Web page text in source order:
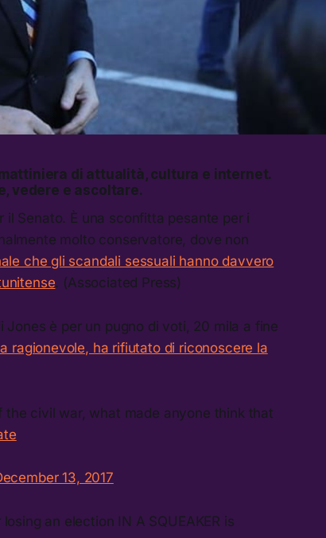
di attualità, cultura e internet.
vedere e ascoltare.
il Senato. È una sconfitta pesante per i
molto conservatore, dove non
che gli scandali sessuali hanno davvero
. (Associated Press)
Jones è per un pugno di voti, 20 mila a fine
ragionevole, ha rifiutato di riconoscere la
the civil war, what made anyone think that
13, 2017
an election IN A SQUEAKER is